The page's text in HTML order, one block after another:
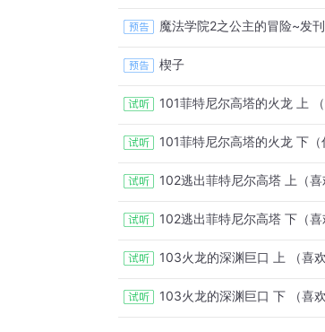
魔法学院2之公主的冒险~发
楔子